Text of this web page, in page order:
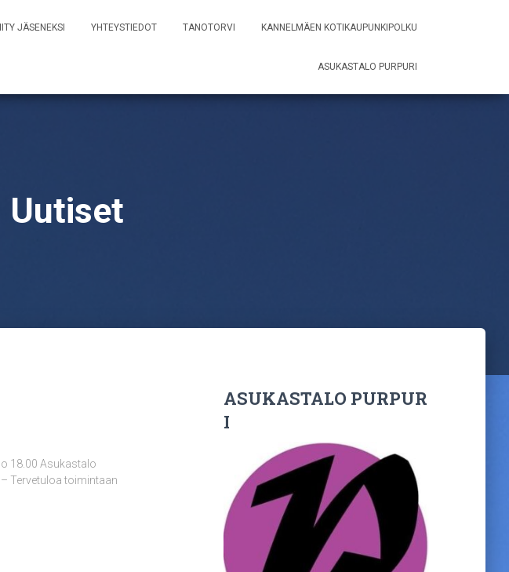
JÄSENEKSI YHTEYSTIEDOT TANOTORVI KANNELMÄEN KOTIKAUPUNKIPOLKU
ASUKASTALO PURPURI
Uutiset
18.00 Asukastalo
Tervetuloa toimintaan
ASUKASTALO PURPUR
I